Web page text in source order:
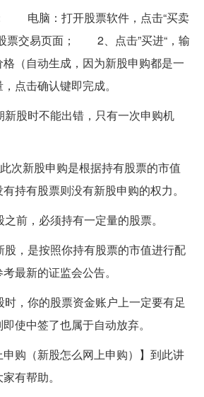
电脑：打开股票软件，点击“买卖
票交易页面； 2、点击”买进“，输
（自动生成，因为新股申购都是一
点击确认键即完成。
股时不能出错，只有一次申购机
新股申购是根据持有股票的市值
持有股票则没有新股申购的权力。
前，必须持有一定量的股票。
，是按照你持有股票的市值进行配
最新的证监会公告。
，你的股票资金账户上一定要有足
使中签了也属于自动放弃。
购（新股怎么网上申购）】到此讲
有帮助。